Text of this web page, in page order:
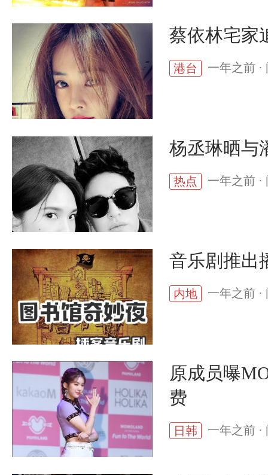
蔡依林宅家
港台 一年之前 ·
杨丞琳晒与
热点 一年之前 ·
音乐剧推出
内地 一年之前 ·
原成员曝
费
日韩 一年之前 ·